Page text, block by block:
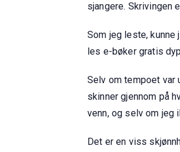
sjangere. Skrivingen
Som jeg leste,
les e-bøker gratis
Selv om tempoet var
skinner gjennom på
venn, og selv om jeg
Det er en viss